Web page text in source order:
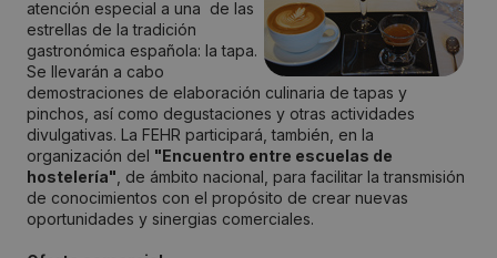
atención especial a una de las
estrellas de la tradición
gastronómica española: la tapa.
Se llevarán a cabo
demostraciones de elaboración culinaria de tapas y
pinchos, así como degustaciones y otras actividades
divulgativas. La FEHR participará, también, en la
organización del "Encuentro entre escuelas de
hostelería" , de ámbito nacional, para facilitar la transmisión
de conocimientos con el propósito de crear nuevas
oportunidades y sinergias comerciales.